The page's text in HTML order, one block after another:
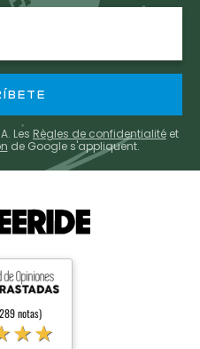
Les Règles de confidentialité et
de Google s'appliquent.
notas)